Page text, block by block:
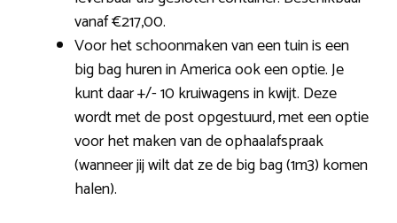
vanaf €217,00.
Voor het schoonmaken van een tuin is een
big bag huren in America ook een optie. Je
kunt daar +/- 10 kruiwagens in kwijt. Deze
wordt met de post opgestuurd, met een optie
voor het maken van de ophaalafspraak
(wanneer jij wilt dat ze de big bag (1m3) komen
halen).